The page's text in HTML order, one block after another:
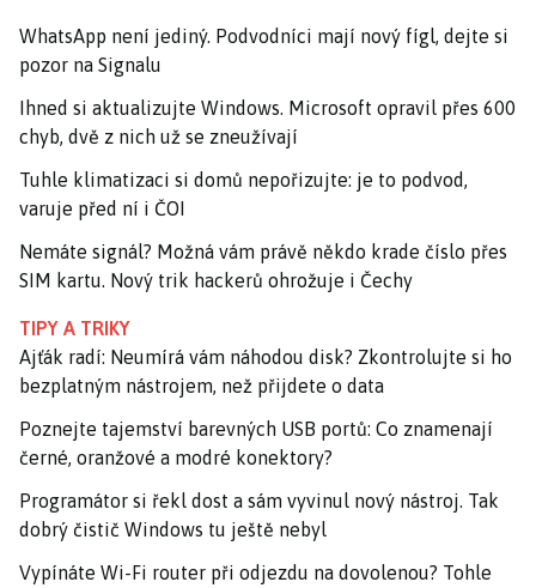
WhatsApp není jediný. Podvodníci mají nový fígl, dejte si
pozor na Signalu
Ihned si aktualizujte Windows. Microsoft opravil přes 600
chyb, dvě z nich už se zneužívají
Tuhle klimatizaci si domů nepořizujte: je to podvod,
varuje před ní i ČOI
Nemáte signál? Možná vám právě někdo krade číslo přes
SIM kartu. Nový trik hackerů ohrožuje i Čechy
TIPY A TRIKY
Ajťák radí: Neumírá vám náhodou disk? Zkontrolujte si ho
bezplatným nástrojem, než přijdete o data
Poznejte tajemství barevných USB portů: Co znamenají
černé, oranžové a modré konektory?
Programátor si řekl dost a sám vyvinul nový nástroj. Tak
dobrý čistič Windows tu ještě nebyl
Vypínáte Wi-Fi router při odjezdu na dovolenou? Tohle